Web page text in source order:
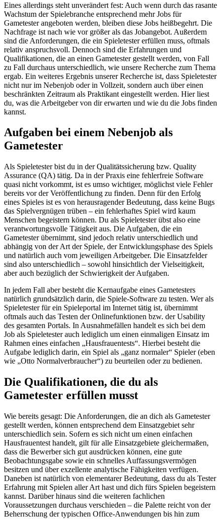
Eines allerdings steht unverändert fest: Auch wenn durch das rasante
Wachstum der Spielebranche entsprechend mehr Jobs für
Gametester angeboten werden, bleiben diese Jobs heißbegehrt. Die
Nachfrage ist nach wie vor größer als das Jobangebot. Außerdem
sind die Anforderungen, die ein Spieletester erfüllen muss, oftmals
relativ anspruchsvoll. Dennoch sind die Erfahrungen und
Qualifikationen, die an einen Gametester gestellt werden, von Fall
zu Fall durchaus unterschiedlich, wie unsere Recherche zum Thema
ergab. Ein weiteres Ergebnis unserer Recherche ist, dass Spieletester
nicht nur im Nebenjob oder in Vollzeit, sondern auch über einen
beschränkten Zeitraum als Praktikant eingestellt werden. Hier liest
du, was die Arbeitgeber von dir erwarten und wie du die Jobs finden
kannst.
Aufgaben bei einem Nebenjob als
Gametester
Als Spieletester bist du in der Qualitätssicherung bzw. Quality
Assurance (QA) tätig. Da in der Praxis eine fehlerfreie Software
quasi nicht vorkommt, ist es umso wichtiger, möglichst viele Fehler
bereits vor der Veröffentlichung zu finden. Denn für den Erfolg
eines Spieles ist es von herausragender Bedeutung, dass keine Bugs
das Spielvergnügen trüben – ein fehlerhaftes Spiel wird kaum
Menschen begeistern können. Du als Spieletester übst also eine
verantwortungsvolle Tätigkeit aus. Die Aufgaben, die ein
Gametester übernimmt, sind jedoch relativ unterschiedlich und
abhängig von der Art der Spiele, der Entwicklungsphase des Spiels
und natürlich auch vom jeweiligen Arbeitgeber. Die Einsatzfelder
sind also unterschiedlich – sowohl hinsichtlich der Vielseitigkeit,
aber auch bezüglich der Schwierigkeit der Aufgaben.
In jedem Fall aber besteht die Kernaufgabe eines Gametesters
natürlich grundsätzlich darin, die Spiele-Software zu testen. Wer als
Spieletester für ein Spieleportal im Internet tätig ist, übernimmt
oftmals auch das Testen der Onlinefunktionen bzw. der Usability
des gesamten Portals. In Ausnahmefällen handelt es sich bei dem
Job als Spieletester auch lediglich um einen einmaligen Einsatz im
Rahmen eines einfachen „Hausfrauentests“. Hierbei besteht die
Aufgabe lediglich darin, ein Spiel als „ganz normaler“ Spieler (eben
wie „Otto Normalverbraucher“) zu beurteilen oder zu bedienen.
Die Qualifikationen, die du als
Gametester erfüllen musst
Wie bereits gesagt: Die Anforderungen, die an dich als Gametester
gestellt werden, können entsprechend dem Einsatzgebiet sehr
unterschiedlich sein. Sofern es sich nicht um einen einfachen
Hausfrauentest handelt, gilt für alle Einsatzgebiete gleichermaßen,
dass die Bewerber sich gut ausdrücken können, eine gute
Beobachtungsgabe sowie ein schnelles Auffassungsvermögen
besitzen und über exzellente analytische Fähigkeiten verfügen.
Daneben ist natürlich von elementarer Bedeutung, dass du als Tester
Erfahrung mit Spielen aller Art hast und dich fürs Spielen begeistern
kannst. Darüber hinaus sind die weiteren fachlichen
Voraussetzungen durchaus verschieden – die Palette reicht von der
Beherrschung der typischen Office-Anwendungen bis hin zum